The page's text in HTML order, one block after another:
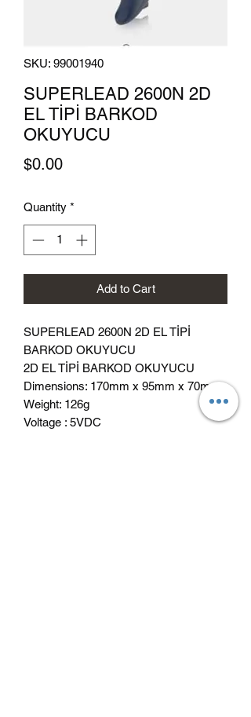
SKU: 99001940
SUPERLEAD 2600N 2D
EL TİPİ BARKOD
OKUYUCU
$0.00Price
Quantity *
Add to Cart
SUPERLEAD 2600N 2D EL TİPİ
BARKOD OKUYUCU
2D EL TİPİ BARKOD OKUYUCU
Dimensions: 170mm x 95mm x 70mm
Weight: 126g
Voltage : 5VDC